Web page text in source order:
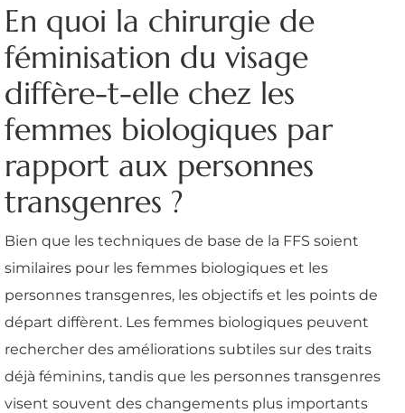
En quoi la chirurgie de
féminisation du visage
diffère-t-elle chez les
femmes biologiques par
rapport aux personnes
transgenres ?
Bien que les techniques de base de la FFS soient
similaires pour les femmes biologiques et les
personnes transgenres, les objectifs et les points de
départ diffèrent. Les femmes biologiques peuvent
rechercher des améliorations subtiles sur des traits
déjà féminins, tandis que les personnes transgenres
visent souvent des changements plus importants